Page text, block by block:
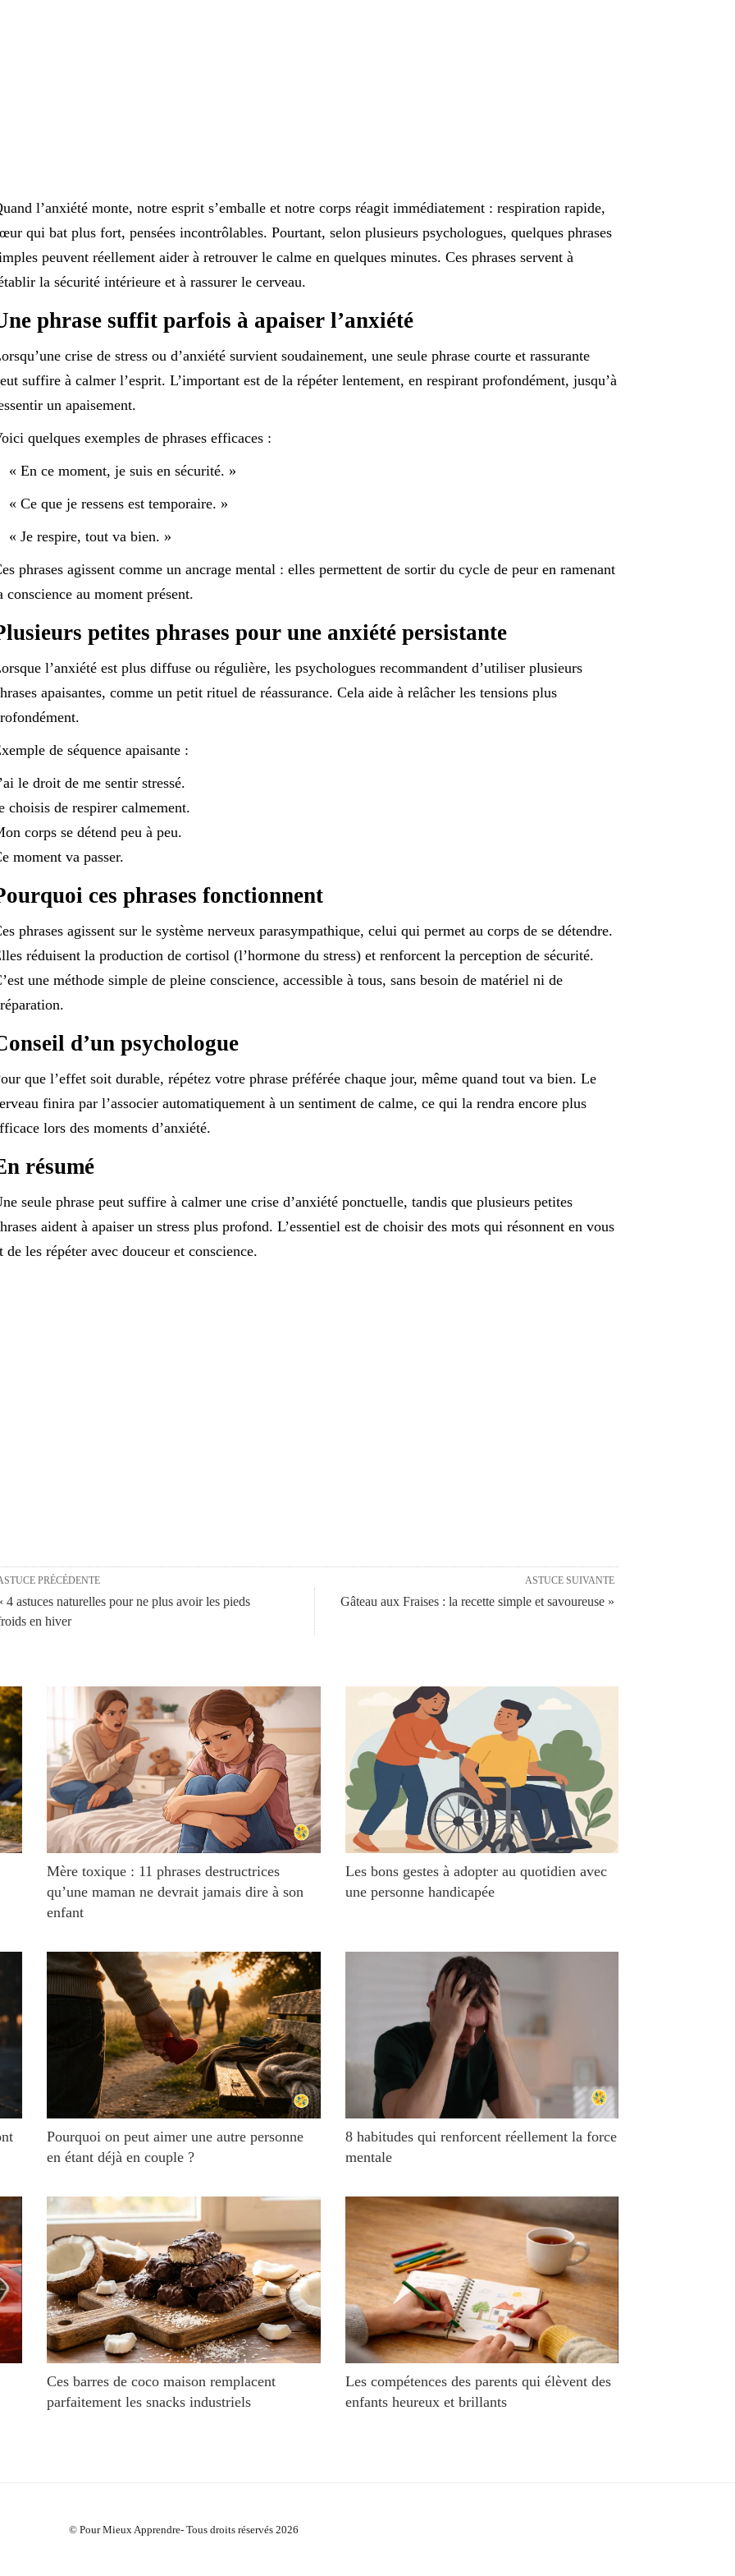
l’anxiété monte, notre esprit s’emballe et notre corps réagit immédiatement : respiration rapide,
qui bat plus fort, pensées incontrôlables. Pourtant, selon plusieurs psychologues, quelques phrases
peuvent réellement aider à retrouver le calme en quelques minutes. Ces phrases servent à
la sécurité intérieure et à rassurer le cerveau.
phrase suffit parfois à apaiser l’anxiété
crise de stress ou d’anxiété survient soudainement, une seule phrase courte et rassurante
suffire à calmer l’esprit. L’important est de la répéter lentement, en respirant profondément, jusqu’à
un apaisement.
quelques exemples de phrases efficaces :
« En ce moment, je suis en sécurité. »
« Ce que je ressens est temporaire. »
« Je respire, tout va bien. »
phrases agissent comme un ancrage mental : elles permettent de sortir du cycle de peur en ramenant
conscience au moment présent.
petites phrases pour une anxiété persistante
l’anxiété est plus diffuse ou régulière, les psychologues recommandent d’utiliser plusieurs
apaisantes, comme un petit rituel de réassurance. Cela aide à relâcher les tensions plus
de séquence apaisante :
le droit de me sentir stressé.
choisis de respirer calmement.
corps se détend peu à peu.
moment va passer.
ces phrases fonctionnent
phrases agissent sur le système nerveux parasympathique, celui qui permet au corps de se détendre.
réduisent la production de cortisol (l’hormone du stress) et renforcent la perception de sécurité.
une méthode simple de pleine conscience, accessible à tous, sans besoin de matériel ni de
d’un psychologue
que l’effet soit durable, répétez votre phrase préférée chaque jour, même quand tout va bien. Le
finira par l’associer automatiquement à un sentiment de calme, ce qui la rendra encore plus
lors des moments d’anxiété.
résumé
seule phrase peut suffire à calmer une crise d’anxiété ponctuelle, tandis que plusieurs petites
aident à apaiser un stress plus profond. L’essentiel est de choisir des mots qui résonnent en vous
de les répéter avec douceur et conscience.
ASTUCE SUIVANTE
Gâteau aux Fraises : la recette simple et savoureuse »
PRÉCÉDENTE
4 astuces naturelles pour ne plus avoir les pieds
en hiver
Mère toxique : 11 phrases destructrices
qu’une maman ne devrait jamais dire à son
enfant
Les bons gestes à adopter au quotidien avec
une personne handicapée
Pourquoi on peut aimer une autre personne
en étant déjà en couple ?
8 habitudes qui renforcent réellement la force
mentale
Ces barres de coco maison remplacent
parfaitement les snacks industriels
Les compétences des parents qui élèvent des
enfants heureux et brillants
© Pour Mieux Apprendre- Tous droits réservés 2026